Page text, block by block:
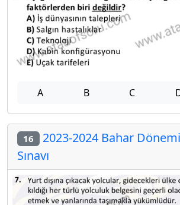
A B C
16 2023-2024 Bahar
Sınavı